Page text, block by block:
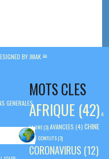
BY JMAK
MOTS CLES
AFRIQUE (42) A
LA UNE(3)AVANCEES (4) CHINE
(5)CONFLITS(3)
CORONAVIRUS (12)
GENERALES